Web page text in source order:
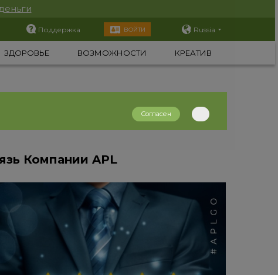
Поддержка ВОЙТИ Russia
ЗДОРОВЬЕ ВОЗМОЖНОСТИ КРЕАТИВ
Компании APL
Согласен